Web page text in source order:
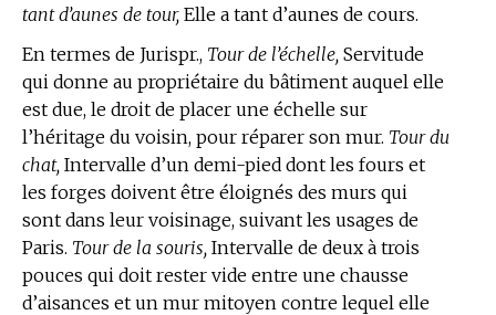
tant d’aunes de tour, Elle a tant d’aunes de cours.
En termes de Jurispr., Tour de l’échelle, Servitude
qui donne au propriétaire du bâtiment auquel elle
est due, le droit de placer une échelle sur
l’héritage du voisin, pour réparer son mur. Tour du
chat, Intervalle d’un demi-pied dont les fours et
les forges doivent être éloignés des murs qui
sont dans leur voisinage, suivant les usages de
Paris. Tour de la souris, Intervalle de deux à trois
pouces qui doit rester vide entre une chausse
d’aisances et un mur mitoyen contre lequel elle